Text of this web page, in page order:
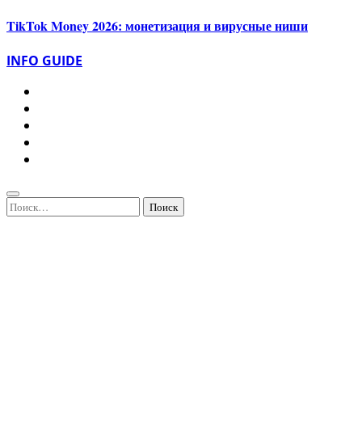
TikTok Money 2026: монетизация и вирусные ниши
INFO GUIDE
Найти: